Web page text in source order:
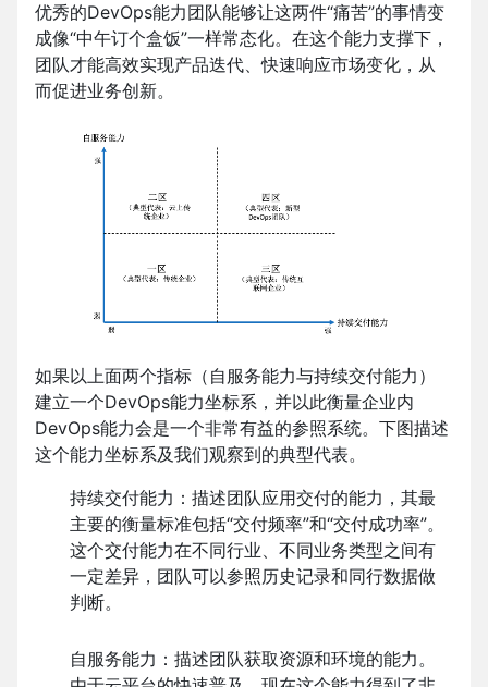
优秀的DevOps能力团队能够让这两件“痛苦”的事情变
成像“中午订个盒饭”一样常态化。在这个能力支撑下，
团队才能高效实现产品迭代、快速响应市场变化，从
而促进业务创新。
如果以上面两个指标（自服务能力与持续交付能力）
建立一个DevOps能力坐标系，并以此衡量企业内
DevOps能力会是一个非常有益的参照系统。下图描述
这个能力坐标系及我们观察到的典型代表。
持续交付能力：描述团队应用交付的能力，其最
主要的衡量标准包括“交付频率”和“交付成功率”。
这个交付能力在不同行业、不同业务类型之间有
一定差异，团队可以参照历史记录和同行数据做
判断。
自服务能力：描述团队获取资源和环境的能力。